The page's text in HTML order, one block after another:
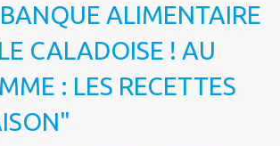
ALIMENTAIRE
CALADOISE ! AU
: LES RECETTES